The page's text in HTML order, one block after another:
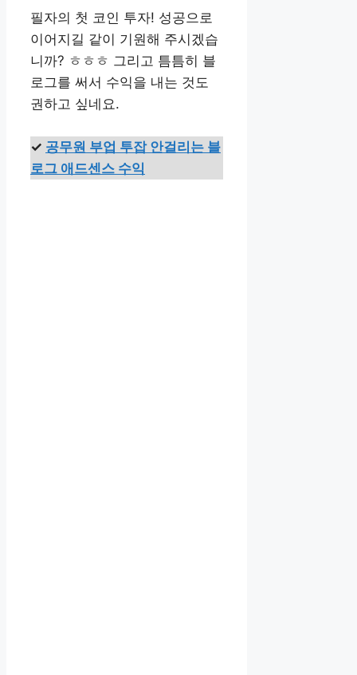
필자의 첫 코인 투자! 성공으로
이어지길 같이 기원해 주시겠습
니까? ㅎㅎㅎ 그리고 틈틈히 블
로그를 써서 수익을 내는 것도
권하고 싶네요.
✓ 공무원 부업 투잡 안걸리는 블
로그 애드센스 수익